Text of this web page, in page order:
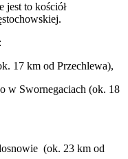
jest to kościół
17 km od Przechlewa),
w Swornegaciach (ok. 18
(ok. 23 km od